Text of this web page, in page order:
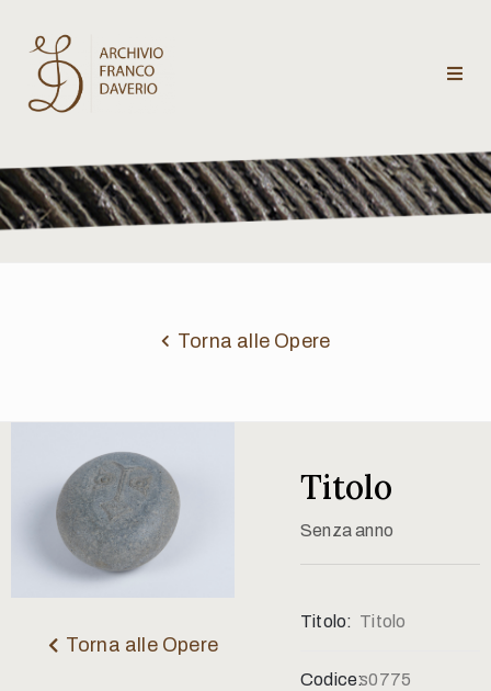
Archivio
Franco
Daverio
critici
Contatti
Torna alle Opere
Torna alle Opere
Titolo
Senza anno
Titolo: Titolo
Codice:s0775